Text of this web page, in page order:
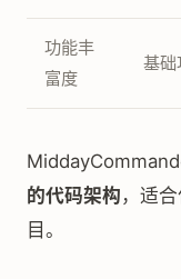
功能丰
富度
基础
的代码架构 ，适
目。